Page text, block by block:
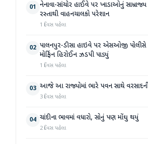
01 નેનાવા-સાંચોર હાઈવે પર ખાડાઓનું સામ્રાજ્ય
રસ્તાથી વાહનચાલકો પરેશાન
1 દિવસ પહેલા
02 પાલનપુર-ડીસા હાઇવે પર એસઓજી
મોર્ફિન હિરોઈન ઝડપી પાડ્યું
1 દિવસ પહેલા
03 આજે આ રાજ્યોમાં ભારે પવન સાથે
3 દિવસ પહેલા
04 ચાંદીના ભાવમાં વધારો, સોનું પણ મોંઘુ થયું
2 દિવસ પહેલા